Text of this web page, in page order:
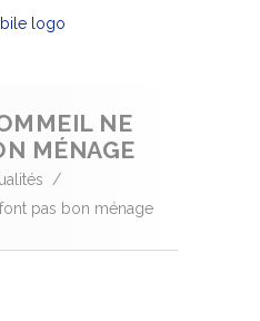
NE
MÉNAGE
/
pas bon ménage